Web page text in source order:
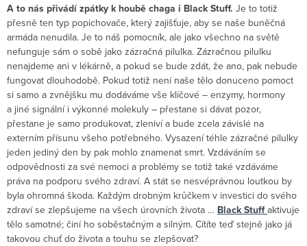
A to nás přivádí zpátky k houbě chaga i Black Stuff. Je to totiž
přesně ten typ popichovače, který zajišťuje, aby se naše buněčná
armáda nenudila. Je to náš pomocník, ale jako všechno na světě
nefunguje sám o sobě jako zázračná pilulka. Zázračnou pilulku
nenajdeme ani v lékárně, a pokud se bude zdát, že ano, pak nebude
fungovat dlouhodobě. Pokud totiž není naše tělo donuceno pomoct
si samo a zvnějšku mu dodáváme vše klíčové – enzymy, hormony
a jiné signální i výkonné molekuly – přestane si dávat pozor,
přestane je samo produkovat, zleniví a bude zcela závislé na
externím přísunu všeho potřebného. Vysazení téhle zázračné pilulky
jeden jediný den by pak mohlo znamenat smrt. Vzdáváním se
odpovědnosti za své nemoci a problémy se totiž také vzdáváme
práva na podporu svého zdraví. A stát se nesvéprávnou loutkou by
byla ohromná škoda. Každým drobným krůčkem v investici do svého
zdraví se zlepšujeme na všech úrovních života … Black Stuff aktivuje
tělo samotné; činí ho soběstačným a silným. Cítíte teď stejně jako já
takovou chuť do života a touhu se zlepšovat?